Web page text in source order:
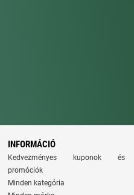
INFORMÁCIÓ
Kedvezményes kuponok és
promóciók
Minden kategória